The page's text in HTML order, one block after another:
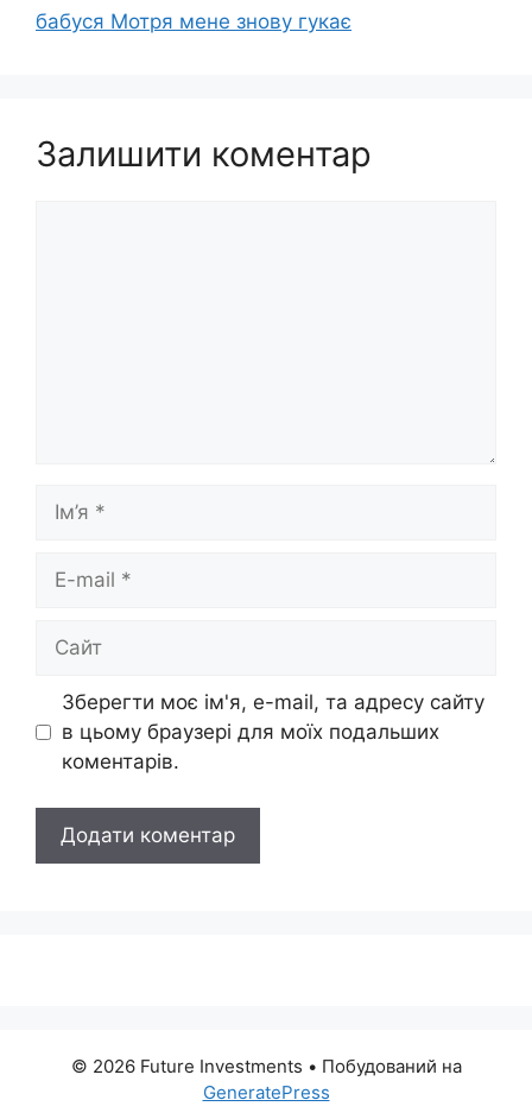
бабуся Мотря мене знову гукає
Залишити коментар
Ім’я
Сайт
Зберегти моє ім'я, e-mail, та адресу сайту
в цьому браузері для моїх подальших
коментарів.
© 2026 Future Investments • Побудований на
GeneratePress